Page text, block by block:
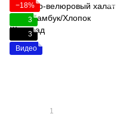
−18%
3
3
Видео
1